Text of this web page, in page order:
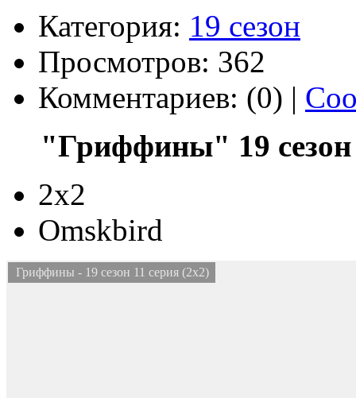
Категория: 19 сезон
Просмотров: 362
Комментариев: (0) |
"Гриффины" 19 сезон
2x2
Omskbird
Гриффины - 19 сезон 11 серия (2x2)